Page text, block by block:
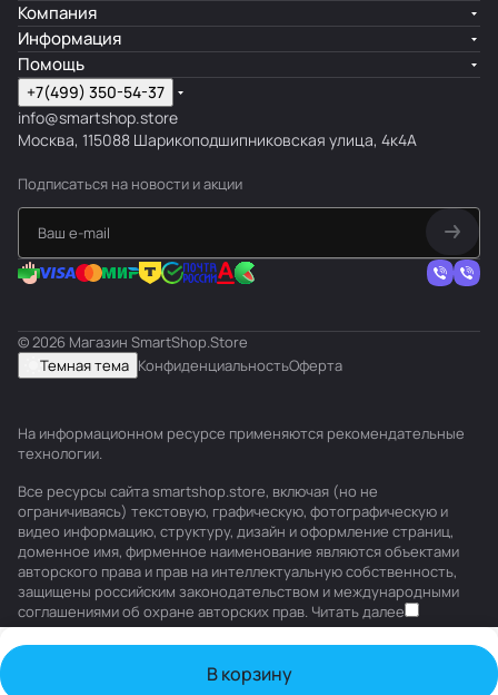
В корзину
Компания
Информация
Помощь
+7(499) 350-54-37
info@smartshop.store
Москва, 115088 Шарикоподшипниковская улица, 4к4А
Подписаться на новости и акции
© 2026 Магазин SmartShop.Store
Темная тема КонфиденциальностьОферта
На информационном ресурсе применяются рекомендательные
технологии.
Все ресурсы сайта smartshop.store, включая (но не
ограничиваясь) текстовую, графическую, фотографическую и
видео информацию, структуру, дизайн и оформление страниц,
доменное имя, фирменное наименование являются объектами
авторского права и прав на интеллектуальную собственность,
защищены российским законодательством и международными
соглашениями об охране авторских прав. Читать далее